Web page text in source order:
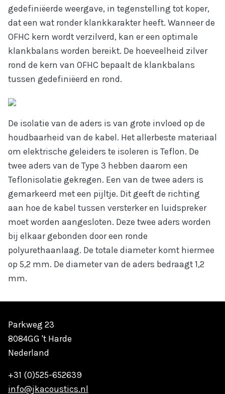
Archief
Contact
Webshop
gedefiniëerde weergave, in tegenstelling tot koper,
dat een wat ronder klankkarakter heeft. Wanneer de
OFHC kern wordt verzilverd, kan er een optimale
klankbalans worden bereikt. De hoeveelheid zilver
rond de kern van OFHC bepaalt de klankbalans
tussen gedefiniëerd en rond.
De isolatie van de aders is van grote invloed op de
houdbaarheid van de kabel. Het allerbeste materiaal
om elektrische geleiders te isoleren is Teflon. De
twee aders van de Type 3 hebben daarom een
Teflonisolatie gekregen. Een van de twee aders is
gemarkeerd met een pijltje. Dit geeft de richting
aan hoe de kabel tussen versterker en luidspreker
moet worden aangesloten. Deze twee aders worden
bij elkaar gebonden door een ronde
polyurethaanlaag. De totale diameter komt hiermee
op 5,2 mm. De diameter van de aders bedraagt 1,2
mm.
Parkweg 23
8084GG 't Harde
Nederland
+31 (0)525-652639
info@jkacoustics.nl